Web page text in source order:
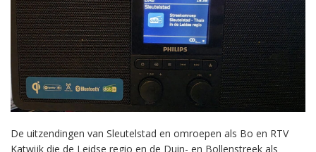
De uitzendingen van Sleutelstad en omroepen als Bo en RTV
Katwijk die de Leidse regio en de Duin- en Bollenstreek als